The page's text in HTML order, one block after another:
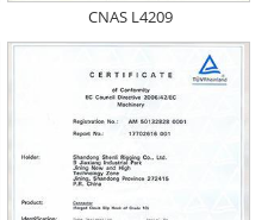
CNAS L4209